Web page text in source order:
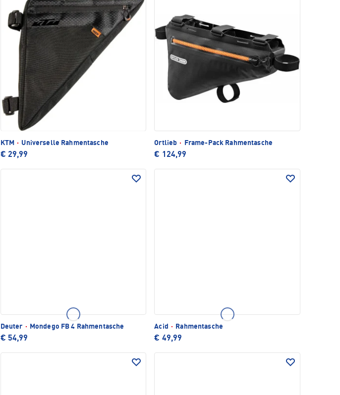
KTM · Universelle Rahmentasche
€ 29,99
Ortlieb · Frame-Pack Rahmentasche
€ 124,99
Deuter · Mondego FB 4 Rahmentasche
€ 54,99
Acid · Rahmentasche
€ 49,99